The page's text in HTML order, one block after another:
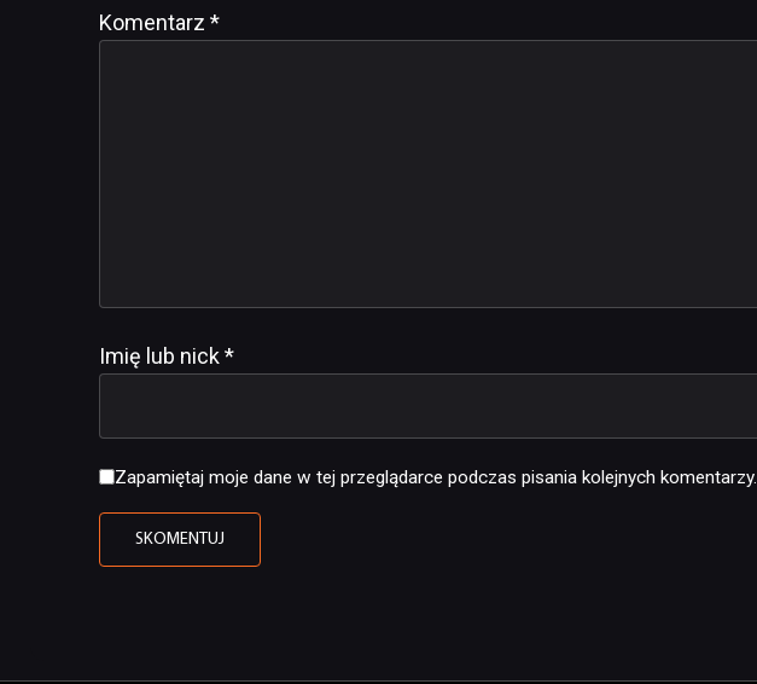
Komentarz *
Imię lub nick*
Zapamiętaj moje dane w tej przeglądarce podczas pisania kolejnych komentarzy.
Alternative: